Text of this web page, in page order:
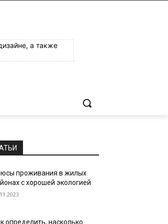
а также
проживания в жилых
с хорошей экологией
определить, насколько